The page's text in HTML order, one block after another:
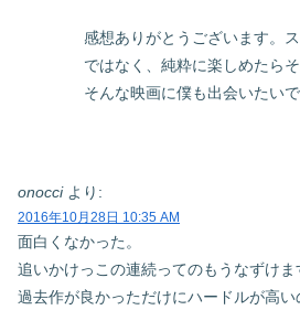
感想ありがとうございます。
ではなく、純粋に楽しめたら
そんな映画に僕も出会いたいで
onocci より:
2016年10月28日 10:35 AM
面白くなかった。
追いかけっこの連続ってのもうなずけま
過去作が良かっただけにハードルが高い